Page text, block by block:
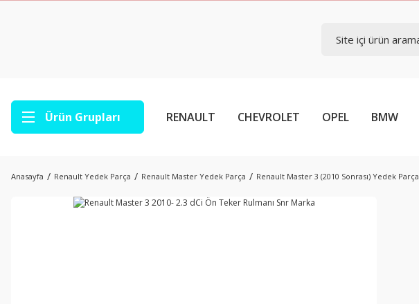
Ürün Grupları RENAULT CHEVROLET OPEL BMW
Anasayfa Renault Yedek Parça Renault Master Yedek Parça Renault Master 3 (2010 Sonrası) Yedek Parça